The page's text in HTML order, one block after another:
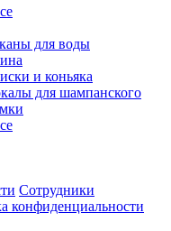
для воды
и коньяка
для шампанского
Сотрудники
конфиденциальности